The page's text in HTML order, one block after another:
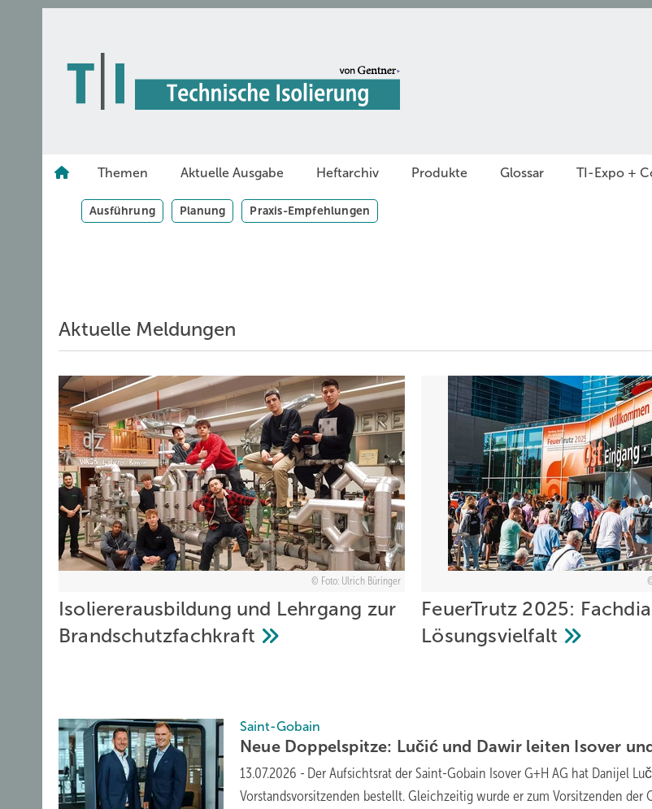
Themen Aktuelle Ausgabe Heftarchiv Produkte Glossar TI-Expo +
Ausführung Planung Praxis-Empfehlungen
Aktuelle Meldungen
Foto: Ulrich Büringer
Isoliererausbildung und Lehrgang zur
Brandschutzfachkraft
FeuerTrutz 2025:
Lösungsvielfalt
Saint-Gobain
Neue Doppelspitze: Lučić und Dawir leiten Isover und
13.07.2026 - Der Aufsichtsrat der Saint-Gobain Isover G+H AG hat Danijel
Vorstandsvorsitzenden bestellt. Gleichzeitig wurde er zum Vorsitzenden der